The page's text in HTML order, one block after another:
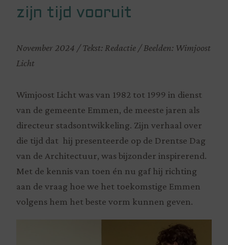
zijn tijd vooruit
November 2024 / Tekst: Redactie / Beelden: Wimjoost
Licht
Wimjoost Licht was van 1982 tot 1999 in dienst
van de gemeente Emmen, de meeste jaren als
directeur stadsontwikkeling. Zijn verhaal over
die tijd dat hij presenteerde op de Drentse Dag
van de Architectuur, was bijzonder inspirerend.
Met de kennis van toen én nu gaf hij richting
aan de vraag hoe we het toekomstige Emmen
volgens hem het beste vorm kunnen geven.